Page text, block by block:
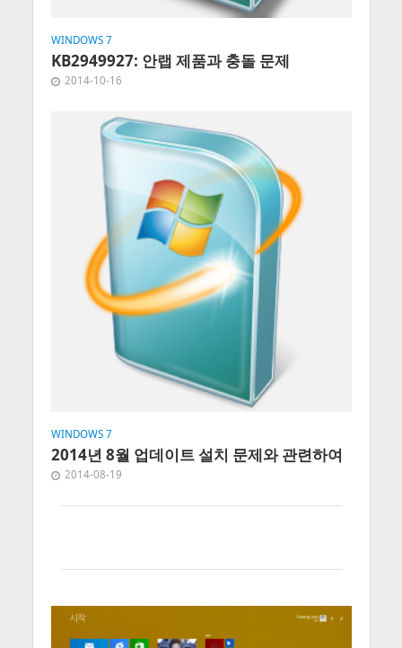
WINDOWS 7
KB2949927: 안랩 제품과 충돌 문제
2014-10-16
WINDOWS 7
2014년 8월 업데이트 설치 문제와 관련하여
2014-08-19